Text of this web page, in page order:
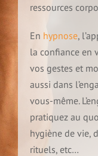
Pourquoi essayer
Domaines
Conférence
Charte de
Les témoignages
Partagez votre
Arrêter de fumer
Perte de poids et
Troubles
Esprit conscient et
1 – Le cerveau
2 – Les niveaux de
LES FORMATIONS
ressources
En hypnose,
la confiance en
vos gestes et
aussi dans
vous-même.
pratiquez au
hygiène de vie,
rituels, etc…